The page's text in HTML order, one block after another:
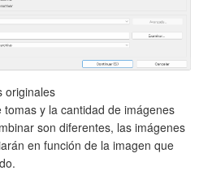
originales
tomas y la cantidad de imágenes
son diferentes, las imágenes
en función de la imagen que